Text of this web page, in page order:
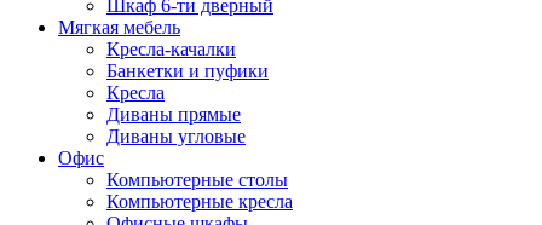
Шкаф 6-ти дверный
Мягкая мебель
Кресла-качалки
Банкетки и пуфики
Кресла
Диваны прямые
Диваны угловые
Офис
Компьютерные столы
Компьютерные кресла